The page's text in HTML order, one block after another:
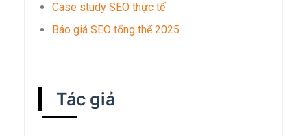
Case study SEO thực tế
Báo giá SEO tổng thể 2025
Tác giả